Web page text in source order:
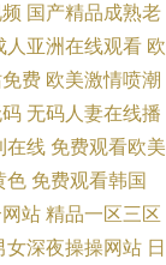
国产精品成熟老
人亚洲在线观看 欧
费 欧美激情喷潮
无码人妻在线播
在线 免费观看欧美
色 免费观看韩国
站 精品一区三区
女深夜操操网站 日